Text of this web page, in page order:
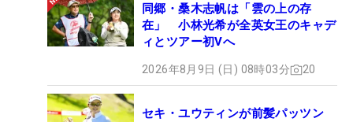
同郷・桑木志帆は「雲の上の存
在」 小林光希が全英女王のキャデ
ィとツアー初Vへ
2026年8月9日 (日) 08時03分 20
セキ・ユウティンが前髪パッツン